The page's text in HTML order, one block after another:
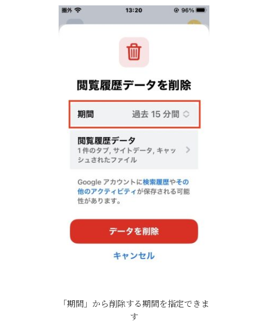
「期間」から削除する期間を指定できま
す